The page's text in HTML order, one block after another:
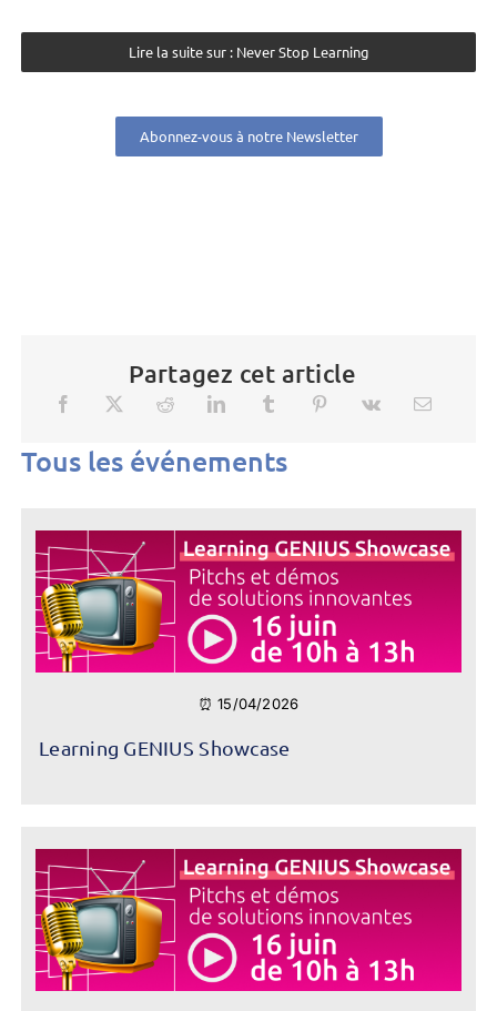
Lire la suite sur : Never Stop Learning
Abonnez-vous à notre Newsletter
Partagez cet article
Tous les événements
⏰ 15/04/2026
Learning GENIUS Showcase